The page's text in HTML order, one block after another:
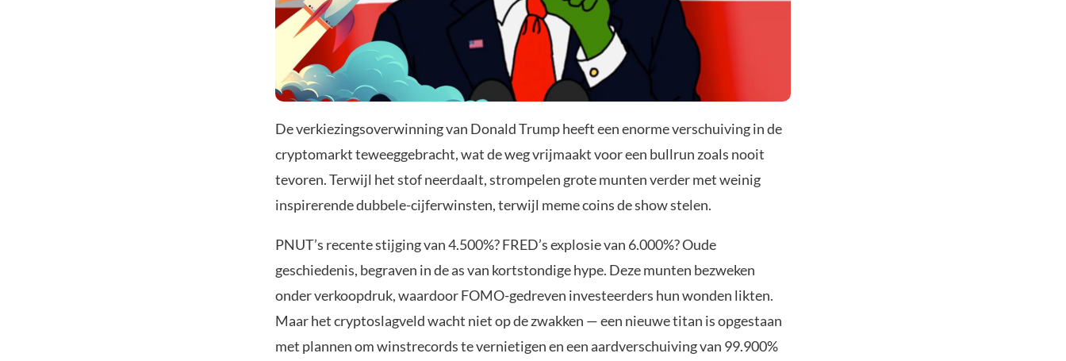
De verkiezingsoverwinning van Donald Trump heeft een enorme verschuiving in de
cryptomarkt teweeggebracht, wat de weg vrijmaakt voor een bullrun zoals nooit
tevoren. Terwijl het stof neerdaalt, strompelen grote munten verder met weinig
inspirerende dubbele-cijferwinsten, terwijl meme coins de show stelen.
PNUT’s recente stijging van 4.500%? FRED’s explosie van 6.000%? Oude
geschiedenis, begraven in de as van kortstondige hype. Deze munten bezweken
onder verkoopdruk, waardoor FOMO-gedreven investeerders hun wonden likten.
Maar het cryptoslagveld wacht niet op de zwakken — een nieuwe titan is opgestaan
met plannen om winstrecords te vernietigen en een aardverschuiving van 99.900%